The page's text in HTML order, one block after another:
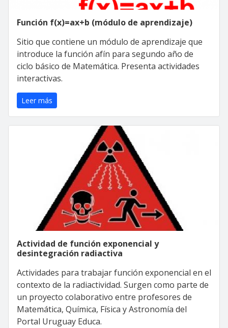
Función f(x)=ax+b (módulo de aprendizaje)
Sitio que contiene un módulo de aprendizaje que
introduce la función afín para segundo año de
ciclo básico de Matemática. Presenta actividades
interactivas.
Leer más
Actividad de función exponencial y
desintegración radiactiva
Actividades para trabajar función exponencial en el
contexto de la radiactividad. Surgen como parte de
un proyecto colaborativo entre profesores de
Matemática, Química, Física y Astronomía del
Portal Uruguay Educa.